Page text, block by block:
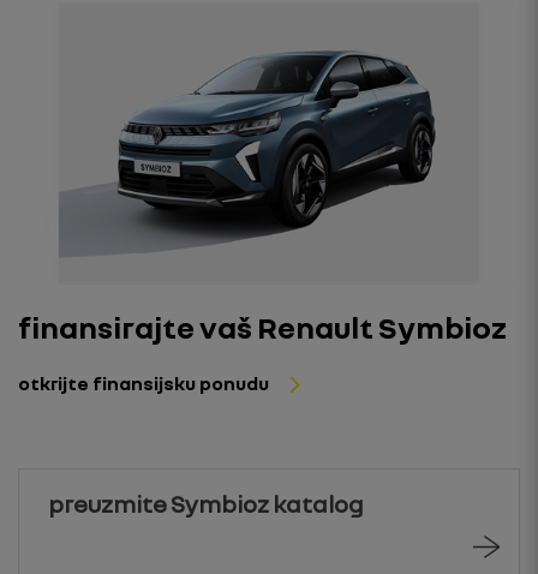
finansirajte vaš Renault Symbioz
otkrijte finansijsku ponudu
preuzmite Symbioz katalog